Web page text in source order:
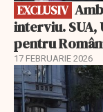
EXCLUSIV
interviu. SUA,
pentru
17 FEBRUARIE 2026